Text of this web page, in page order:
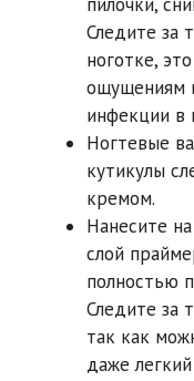
пилочки,
Следите за
ноготке,
ощущениям
инфекции в
Ногтевые
кутикулы
кремом.
Нанесите
слой
полностью
Следите за
так как
даже